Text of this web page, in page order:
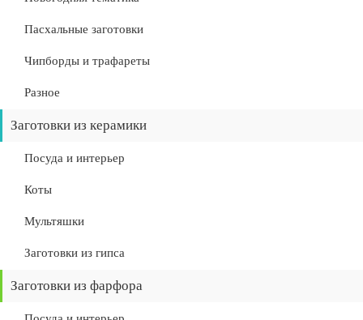
Пасхальные заготовки
Чипборды и трафареты
Разное
Заготовки из керамики
Посуда и интерьер
Коты
Мультяшки
Заготовки из гипса
Заготовки из фарфора